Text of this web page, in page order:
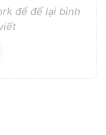
để để lại bình